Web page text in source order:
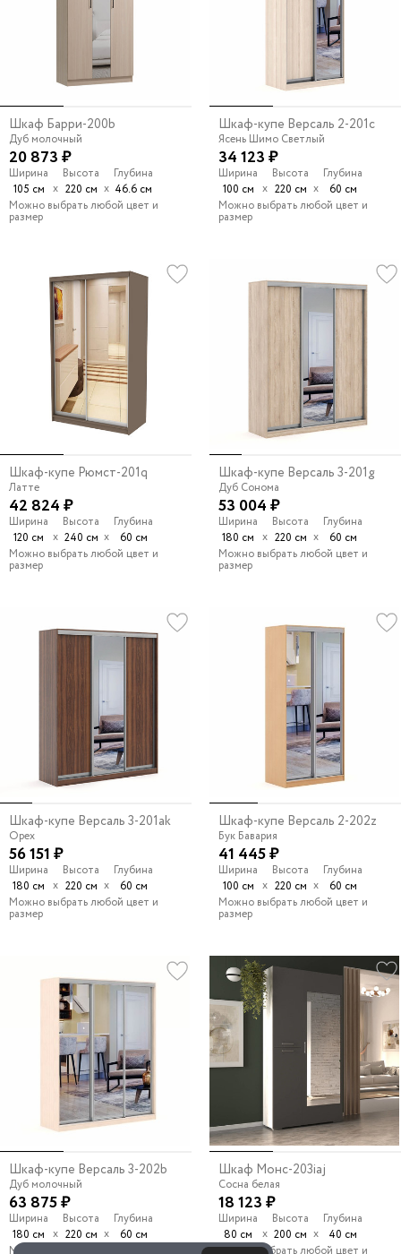
Шкаф Барри-200b
Дуб молочный
20 873 ₽
Ширина
105 см х
Высота
220 см х
Глубина
46.6 см
Можно выбрать любой цвет и
размер
Шкаф-купе Версаль 2-201c
Ясень Шимо Светлый
34 123 ₽
Ширина
100 см х
Высота
220 см х
Глубина
60 см
Можно выбрать любой цвет и
размер
Шкаф-купе Рюмст-201q
Латте
42 824 ₽
Ширина
120 см
х
Высота
240 см х
Глубина
60 см
Можно выбрать любой цвет и
размер
Шкаф-купе Версаль 3-201g
Дуб Сонома
53 004 ₽
Ширина
180 см х
Высота
220 см х
Глубина
60 см
Можно выбрать любой цвет и
размер
Шкаф-купе Версаль 3-201ak
Орех
56 151 ₽
Ширина
180 см х
Высота
220 см х
Глубина
60 см
Можно выбрать любой цвет и
размер
Шкаф-купе Версаль 2-202z
Бук Бавария
41 445 ₽
Ширина
100 см х
Высота
220 см х
Глубина
60 см
Можно выбрать любой цвет и
размер
Шкаф-купе Версаль 3-202b
Дуб молочный
63 875 ₽
Ширина
180 см х
Высота
220 см х
Глубина
60 см
Можно выбрать любой цвет и
Шкаф Монс-203iaj
Сосна белая
18 123 ₽
Ширина
80 см
х
Высота
200 см х
Глубина
40 см
Можно выбрать любой цвет и